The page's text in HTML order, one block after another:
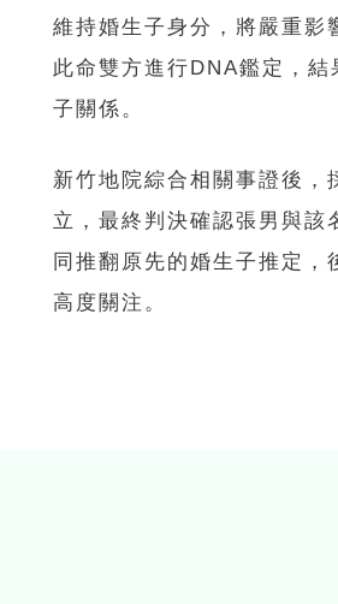
維持婚生子身分，將嚴重影
此命雙方進行DNA鑑定，
子關係。
新竹地院綜合相關事證後，
立，最終判決確認張男與該
同推翻原先的婚生子推定，
高度關注。